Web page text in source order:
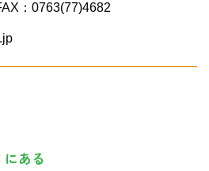
：0763(77)4682
ある